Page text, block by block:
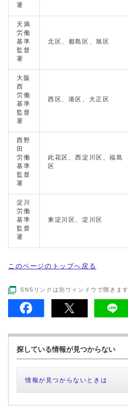
署
天満
労働
基準
監督
署
北区、都島区、旭区
大阪
西
労働
基準
監督
署
西区、港区、大正区
西野
田
労働
基準
監督
署
此花区、西淀川区、福島
区
淀川
労働
基準
監督
署
東淀川区、淀川区
このページのトップへ戻る
SNSリンクは別ウィンドウで開きます
探している情報が見つからない
情報が見つからないときは